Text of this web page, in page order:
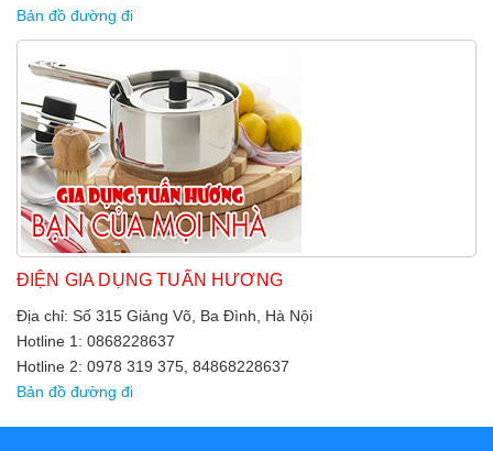
Bản đồ đường đi
ĐIỆN GIA DỤNG TUẤN HƯƠNG
Địa chỉ: Số 315 Giảng Võ, Ba Đình, Hà Nội
Hotline 1: 0868228637
Hotline 2: 0978 319 375, 84868228637
Bản đồ đường đi